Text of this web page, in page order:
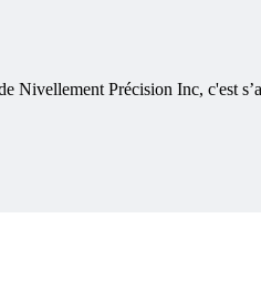
Nivellement Précision Inc, c'est